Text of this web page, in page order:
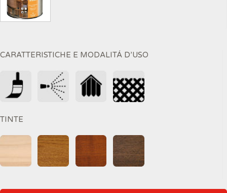
CARATTERISTICHE E MODALITÁ D’USO
TINTE